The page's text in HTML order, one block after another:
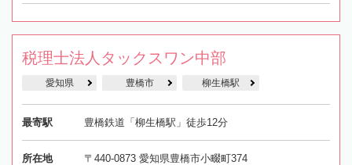
税理士法人タックスワン中部
愛知県 豊橋市 柳生橋駅
最寄駅 豊橋鉄道「柳生橋駅」徒歩12分
所在地 〒440-0873 愛知県豊橋市小畷町374